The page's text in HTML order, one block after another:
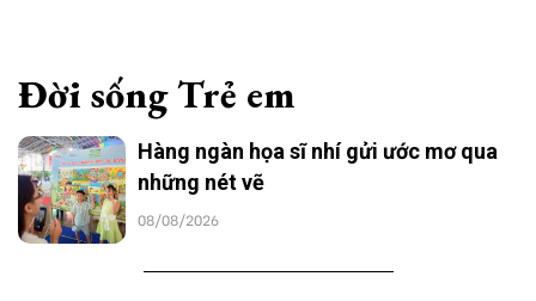
Đời sống Trẻ em
Hàng ngàn họa sĩ nhí gửi ước mơ qua
những nét vẽ
08/08/2026